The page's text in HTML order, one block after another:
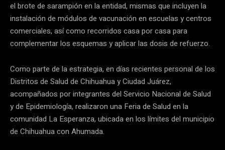
el brote de sarampión en la entidad, mismas que incluyen la
instalación de módulos de vacunación en escuelas y centros
comerciales, así como recorridos casa por casa para
complementar los esquemas y aplicar las dosis de refuerzo.
Como parte de la estrategia, en días recientes personal de los
Distritos de Salud de Chihuahua y Ciudad Juárez,
acompañados por integrantes del Servicio Nacional de Salud
y de Epidemiología, realizaron una Feria de Salud en la
comunidad La Esperanza, ubicada en los límites del municipio
de Chihuahua con Ahumada.